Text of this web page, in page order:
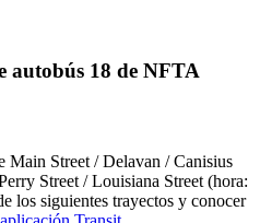
autobús 18 de NFTA
Main Street / Delavan / Canisius
Street / Louisiana Street (hora:
los siguientes trayectos y conocer